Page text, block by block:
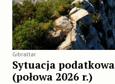
Gibraltar
Sytuacja
(połowa 2026 r.)